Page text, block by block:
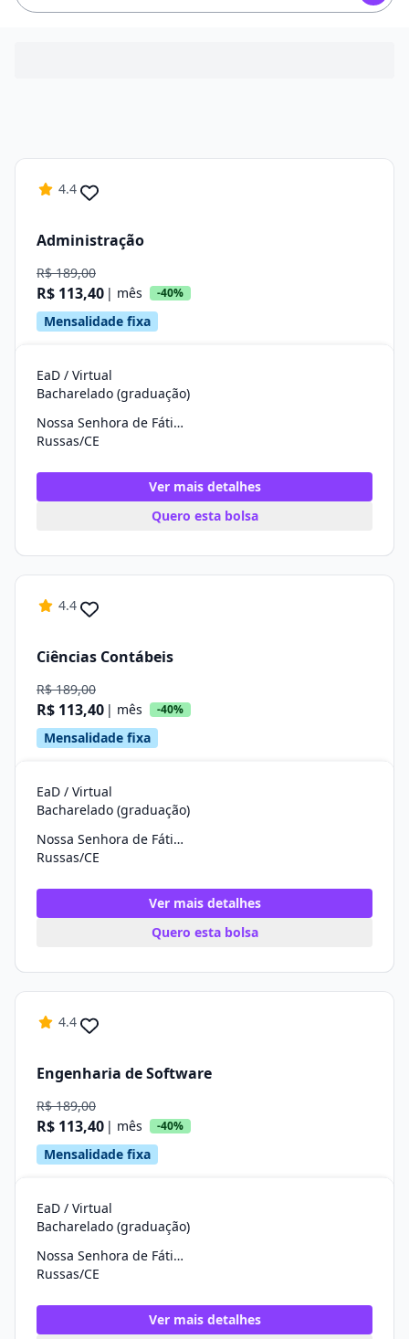
4.4
Administração
R$ 189,00
R$ 113,40 | mês -40%
Mensalidade fixa
EaD / Virtual
Bacharelado (graduação)
Nossa Senhora de Fátima
Russas/CE
Ver mais detalhes
Quero esta bolsa
4.4
Ciências Contábeis
R$ 189,00
R$ 113,40 | mês -40%
Mensalidade fixa
EaD / Virtual
Bacharelado (graduação)
Nossa Senhora de Fátima
Russas/CE
Ver mais detalhes
Quero esta bolsa
4.4
Engenharia de Software
R$ 189,00
R$ 113,40 | mês -40%
Mensalidade fixa
EaD / Virtual
Bacharelado (graduação)
Nossa Senhora de Fátima
Russas/CE
Ver mais detalhes